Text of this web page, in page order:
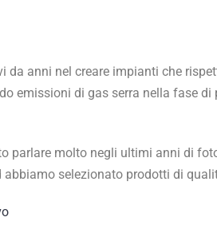
da anni nel creare impianti che
emissioni di gas serra nella fase di
parlare molto negli ultimi anni di
abbiamo selezionato prodotti di